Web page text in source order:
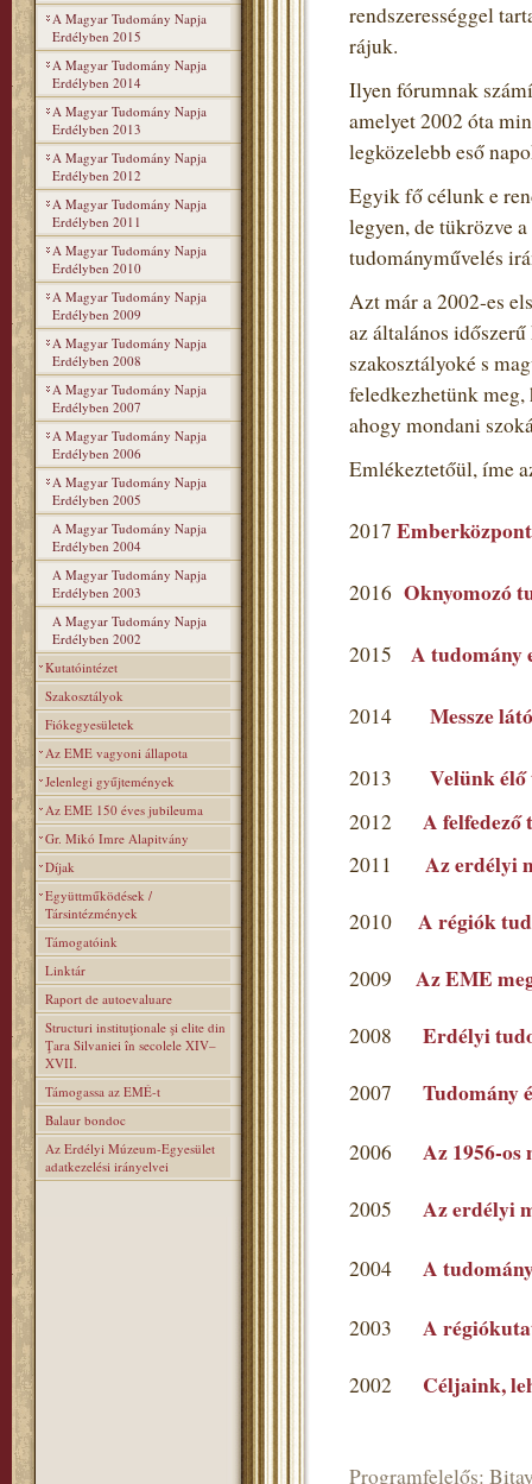
A Magyar Tudomány Napja
Erdélyben 2015
A Magyar Tudomány Napja
Erdélyben 2014
A Magyar Tudomány Napja
Erdélyben 2013
A Magyar Tudomány Napja
Erdélyben 2012
A Magyar Tudomány Napja
Erdélyben 2011
A Magyar Tudomány Napja
Erdélyben 2010
A Magyar Tudomány Napja
Erdélyben 2009
A Magyar Tudomány Napja
Erdélyben 2008
A Magyar Tudomány Napja
Erdélyben 2007
A Magyar Tudomány Napja
Erdélyben 2006
A Magyar Tudomány Napja
Erdélyben 2005
A Magyar Tudomány Napja
Erdélyben 2004
A Magyar Tudomány Napja
Erdélyben 2003
A Magyar Tudomány Napja
Erdélyben 2002
Kutatóintézet
Szakosztályok
Fiókegyesületek
Az EME vagyoni állapota
Jelenlegi gyűjtemények
Az EME 150 éves jubileuma
Gr. Mikó Imre Alapitvány
Díjak
Együttműködések /
Társintézmények
Támogatóink
Linktár
Raport de autoevaluare
Structuri instituţionale şi elite din
Ţara Silvaniei în secolele XIV–
XVII.
Támogassa az EMÉ-t
Balaur bondoc
Az Erdélyi Múzeum-Egyesület
adatkezelési irányelvei
rendszerességgel
rájuk.
Ilyen fórumnak
amelyet 2002 óta
legközelebb eső
Egyik fő célunk e
legyen, de tükrözve
tudományművelés
Azt már a 2002-es
az általános
szakosztályoké s
feledkezhetünk meg,
ahogy mondani
Emlékeztetőül, íme
2017
2016 Oknyomozó
2015 A tudomány
2014 Messze
2013 Velünk
2012 A felfedező
2011 Az erdélyi
2010 A régiók
2009 Az EME
2008 Erdélyi
2007 Tudomány
2006 Az 1956-
2005 Az erdélyi
2004 A
2003 A
2002 Céljaink,
Programfelelős: